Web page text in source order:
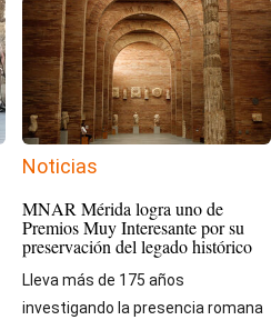
Noticias
MNAR Mérida logra uno de
Premios Muy Interesante por su
preservación del legado histórico
Lleva más de 175 años
investigando la presencia romana